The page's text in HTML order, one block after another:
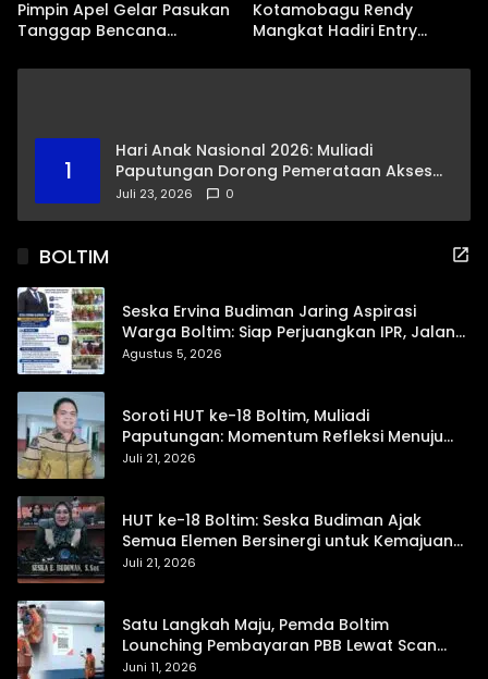
Pimpin Apel Gelar Pasukan
Tanggap Bencana
Kotamobagu Rendy
Mangkat Hadiri Entry
1
Hari Anak Nasional 2026: Muliadi
Paputungan Dorong Pemerataan Akses
Pendidikan dan Proteksi Digital Anak Sulut
Juli 23, 2026 0
BOLTIM
Seska Ervina Budiman Jaring Aspirasi
Warga Boltim: Siap Perjuangkan IPR, Jalan
Trans, hingga Pemasaran UMKM
Agustus 5, 2026
Soroti HUT ke-18 Boltim, Muliadi
Paputungan: Momentum Refleksi Menuju
Daerah Mandiri dan Berdaya Saing
Juli 21, 2026
HUT ke-18 Boltim: Seska Budiman Ajak
Semua Elemen Bersinergi untuk Kemajuan
Daerah
Juli 21, 2026
Satu Langkah Maju, Pemda Boltim
Lounching Pembayaran PBB Lewat Scan
Qris
Juni 11, 2026